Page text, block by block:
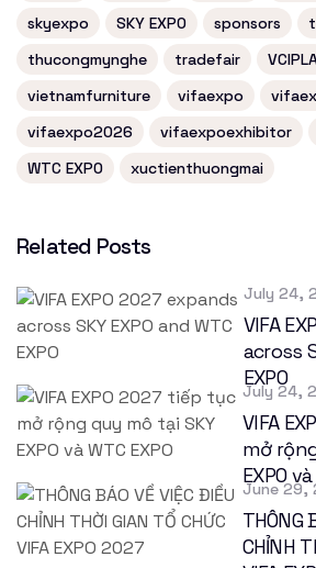
skyexpo
SKY EXPO sponsors
thucongmynghe
tradefair
vietnamfurniture
vifaexpo
vifaexpo2026
vifaexpoexhibitor
WTC EXPO
xuctienthuongmai
Related Posts
July 24,
VIFA
across
EXPO
July 24,
VIFA
mở
EXPO
June 29,
THÔNG
CHỈNH